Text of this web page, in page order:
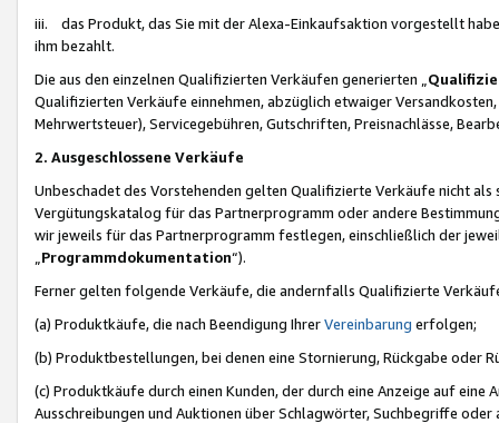
iii. das Produkt, das Sie mit der Alexa-Einkaufsaktion vorgestellt
ihm bezahlt.
Die aus den einzelnen Qualifizierten Verkäufen generierten „
Qualifizierten Verkäufe einnehmen, abzüglich etwaiger
Mehrwertsteuer), Servicegebühren, Gutschriften, Preisnachlässe,
2. Ausgeschlossene Verkäufe
Unbeschadet des Vorstehenden gelten Qualifizierte Verkäufe nicht
Vergütungskatalog für das Partnerprogramm oder andere
wir jeweils für das Partnerprogramm festlegen, einschließlich der
Programmdokumentation“).
Ferner gelten folgende Verkäufe, die andernfalls Qualifizierte
(a) Produktkäufe, die nach Beendigung IhrerVereinbarung erfolgen;
(b) Produktbestellungen, bei denen eine Stornierung, Rückgabe oder
(c) Produktkäufe durch einen Kunden, der durch eine Anzeige auf
Ausschreibungen und Auktionen über Schlagwörter, Suchbegriffe